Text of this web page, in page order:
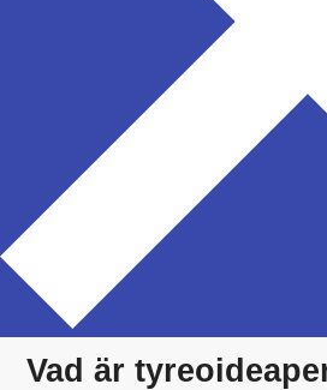
tyreoideaperoxidas, är en typ av
riktar sig mot tyreoideaperoxidas
spelar en viktig roll i produktionen av
sköldkörtelhormoner.
TPO antikroppar är
av immunsystemet som svar på
immunsystemet felaktigt identifierar
producerar det dessa antikroppar,
inflammation och skada på
Vad är